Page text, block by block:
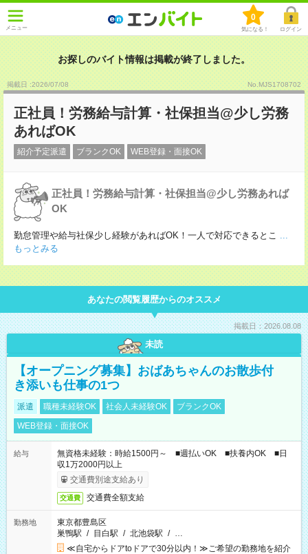
メニュー
0
気になる！ ログイン
お探しのバイト情報は掲載が終了しました。
掲載日 :2026/07/08 No.MJS1708702
正社員！労務給与計算・社保担当@少し労務
あればOK
紹介予定派遣 ブランクOK WEB登録・面接OK
正社員！労務給与計算・社保担当@少し労務あれば
OK
勤怠管理や給与社保少し経験があればOK！一人で対応できるとこ ...
もっとみる
あなたの閲覧履歴からのオススメ
掲載日：2026.08.08
未読
【オープニング募集】おばあちゃんのお散歩付
き添いも仕事の1つ
派遣 職種未経験OK 社会人未経験OK
ブランクOK
WEB登録・面接OK
給与
無資格未経験：時給1500円～ ■週払いOK ■扶養内OK ■日
収1万2000円以上
交通費別途支給あり
交通費 交通費全額支給
勤務地
東京都豊島区
巣鴨駅 / 目白駅 / 北池袋駅 / …
≪自宅からドアtoドアで30分以内！≫ご希望の勤務地を紹介